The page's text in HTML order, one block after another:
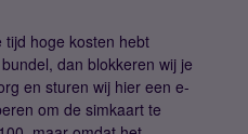
tijd hoge kosten hebt
dan blokkeren wij je
en sturen wij hier een e-
om de simkaart te